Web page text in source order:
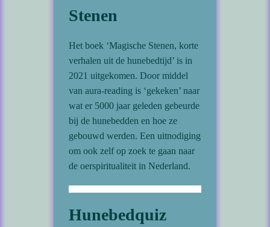
Stenen
Het boek ‘Magische Stenen, korte
verhalen uit de hunebedtijd’ is in
2021 uitgekomen. Door middel
van aura-reading is ‘gekeken’ naar
wat er 5000 jaar geleden gebeurde
bij de hunebedden en hoe ze
gebouwd werden. Een uitnodiging
om ook zelf op zoek te gaan naar
de oerspiritualiteit in Nederland.
Hunebedquiz